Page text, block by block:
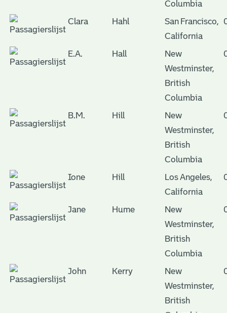
Columbia
Clara
Hahl
San Francisco,
California
E.A. Hall
New
Westminster,
British
Columbia
B.M. Hill
New
Westminster,
British
Columbia
Ione Hill
Los Angeles,
California
Jane Hume
New
Westminster,
British
Columbia
John Kerry
New
Westminster,
British